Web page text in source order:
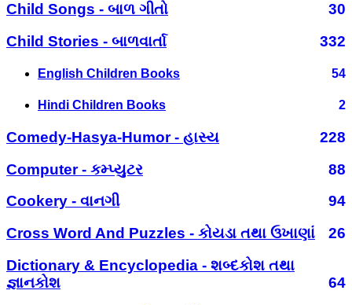
Child Songs - બાળ ગીતો
30
Child Stories - બાળવાર્તા
332
English Children Books 54
Hindi Children Books 2
Comedy-Hasya-Humor - હાસ્ય
228
Computer - કમ્પ્યુટર
88
Cookery - વાનગી
94
Cross Word And Puzzles - કોયડા તથા ઉખાણાં
26
Dictionary & Encyclopedia - શબ્દકોશ તથા
જ્ઞાનકોશ
64